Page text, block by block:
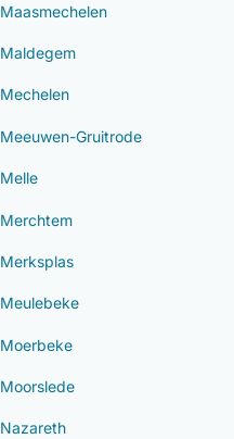
Maasmechelen
Maldegem
Mechelen
Meeuwen-Gruitrode
Melle
Merchtem
Merksplas
Meulebeke
Moerbeke
Moorslede
Nazareth